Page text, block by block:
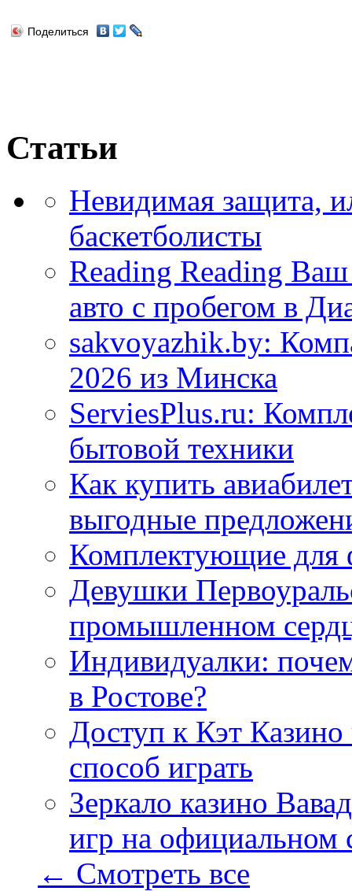
Поделиться
Статьи
Невидимая защита,
баскетболисты
Reading Reading
авто с пробегом в
sakvoyazhik.by:
2026 из Минска
ServiesPlus.ru:
бытовой техники
Как купить
выгодные
Комплектующие для
Девушки
промышленном
Индивидуалки:
в Ростове?
Доступ к Кэт Казино
способ играть
Зеркало казино
игр на официальном
← Смотреть все